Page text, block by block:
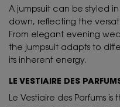
A jumpsuit can be styled
down, reflecting the
From elegant evening
the jumpsuit adapts to
its inherent energy.
LE VESTIAIRE DES
Le Vestiaire des Parfums